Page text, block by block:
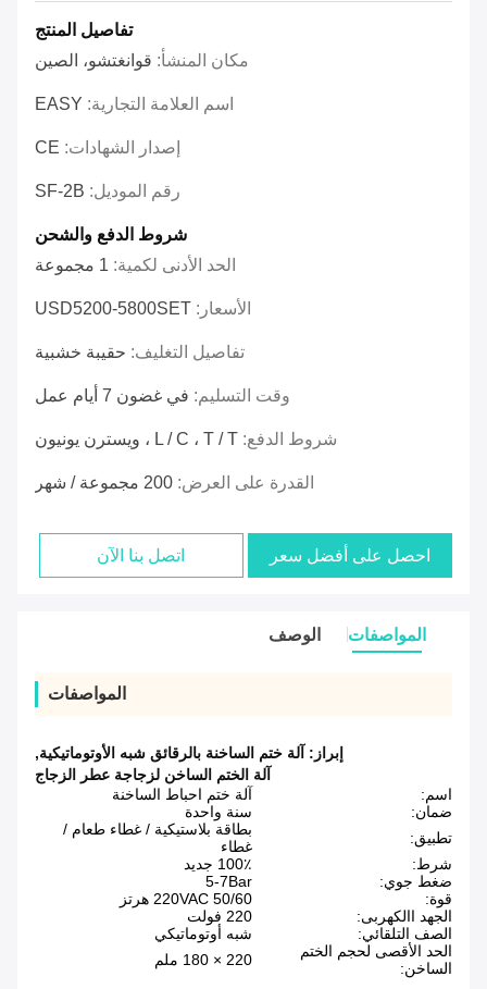
تفاصيل المنتج
مكان المنشأ: قوانغتشو، الصين
اسم العلامة التجارية: EASY
إصدار الشهادات: CE
رقم الموديل: SF-2B
شروط الدفع والشحن
الحد الأدنى لكمية: 1 مجموعة
الأسعار: USD5200-5800SET
تفاصيل التغليف: حقيبة خشبية
وقت التسليم: في غضون 7 أيام عمل
شروط الدفع: L / C ، T / T ، ويسترن يونيون
القدرة على العرض: 200 مجموعة / شهر
احصل على أفضل سعر اتصل بنا الآن
المواصفات الوصف
المواصفات
إبراز: آلة ختم الساخنة بالرقائق شبه الأوتوماتيكية,
آلة الختم الساخن لزجاجة عطر الزجاج
اسم:
آلة ختم احباط الساخنة
ضمان:
سنة واحدة
تطبيق:
بطاقة بلاستيكية / غطاء طعام /
غطاء
شرط:
100٪ جديد
ضغط جوي:
5-7Bar
قوة:
220VAC 50/60 هرتز
الجهد االكهربى:
220 فولت
الصف التلقائي:
شبه أوتوماتيكي
الحد الأقصى لحجم الختم
الساخن:
220 × 180 ملم